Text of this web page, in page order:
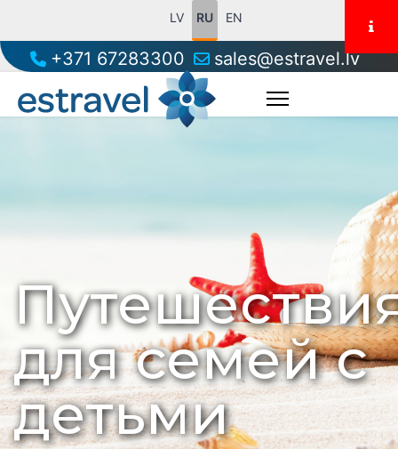
LV RU EN
+371 67283300 sales@estravel.lv
для семей с
детьми